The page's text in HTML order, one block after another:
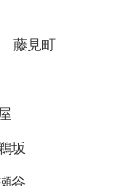
藤見町
坂